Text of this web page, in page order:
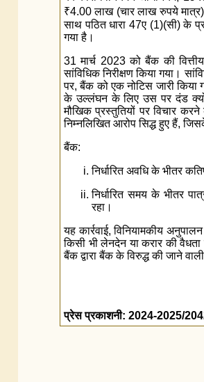
₹4.00 लाख (चार लाख रुपये
साथ पठित धारा 47ए (1)(सी) के
गया है।
31 मार्च 2023 को बैंक की
सांविधिक निरीक्षण किया गया।
पर, बैंक को एक नोटिस जारी किया
के उल्लंघन के लिए उस पर दंड क्यों
मौखिक प्रस्तुतियों पर विचार
निम्नलिखित आरोप सिद्ध हुए हैं,
बैंक:
निर्धारित अवधि के भीतर
निर्धारित समय के भीतर
रहा।
यह कार्रवाई, विनियामकीय
किसी भी लेनदेन या करार की
बैंक द्वारा बैंक के विरुद्ध की जाने
प्रेस प्रकाशनी: 2024-2025/